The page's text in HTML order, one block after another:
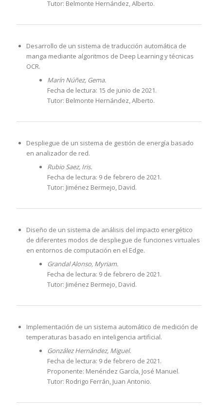
Tutor: Belmonte Hernández, Alberto.
Desarrollo de un sistema de traducción automática de
manga mediante algoritmos de Deep Learning y técnicas
OCR.
Marín Núñez, Gema.
Fecha de lectura: 15 de junio de 2021.
Tutor: Belmonte Hernández, Alberto.
Despliegue de un sistema de gestión de energía basado
en analizador de red.
Rubio Saez, Iris.
Fecha de lectura: 9 de febrero de 2021.
Tutor: Jiménez Bermejo, David.
Diseño de un sistema de análisis del impacto energético
de diferentes modos de despliegue de funciones virtuales
en entornos de computación en el Edge.
Grandal Alonso, Myriam.
Fecha de lectura: 9 de febrero de 2021.
Tutor: Jiménez Bermejo, David.
Implementación de un sistema automático de medición de
temperaturas basado en inteligencia artificial.
González Hernández, Miguel.
Fecha de lectura: 9 de febrero de 2021.
Proponente: Menéndez García, José Manuel.
Tutor: Rodrigo Ferrán, Juan Antonio.